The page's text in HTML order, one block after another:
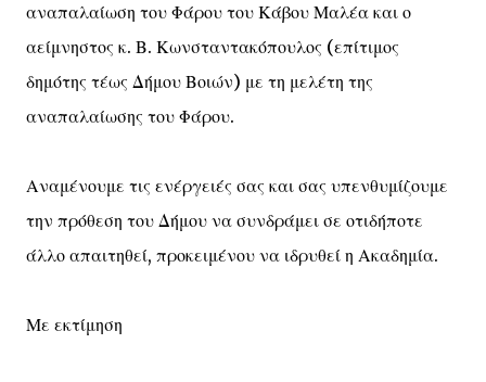
αναπαλαίωση του Φάρου του Κάβου Μαλέα και ο
αείμνηστος κ. Β. Κωνσταντακόπουλος (επίτιμος
δημότης τέως Δήμου Βοιών) με τη μελέτη της
αναπαλαίωσης του Φάρου.
Αναμένουμε τις ενέργειές σας και σας υπενθυμίζουμε
την πρόθεση του Δήμου να συνδράμει σε οτιδήποτε
άλλο απαιτηθεί, προκειμένου να ιδρυθεί η Ακαδημία.
Με εκτίμηση